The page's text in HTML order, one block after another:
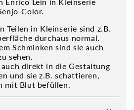
Color.
Teilen in Kleinserie sind z.B.
durchaus normal.
Schminken sind sie auch
sehen.
direkt in die Gestaltung
und sie z.B. schattieren,
mit Blut befüllen.